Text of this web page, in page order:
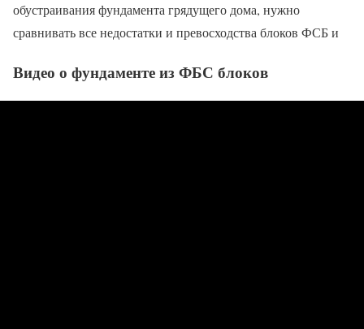
обустраивания фундамента грядущего дома, нужно
сравнивать все недостатки и превосходства блоков ФСБ и
Видео о фундаменте из ФБС блоков